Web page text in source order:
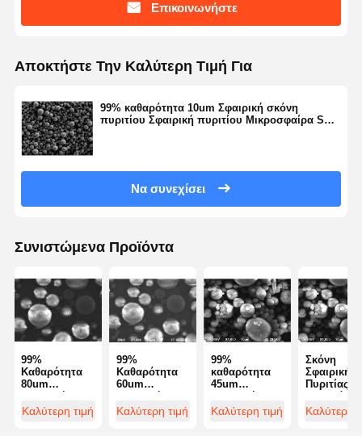
σφαιρική σκόνη αλουμινίου
Υδρόφιλο καπνισμένο πυρίτιο
Υδροφοβική καπνισμένη πυριτίνη
Επικοινωνήστε
Αποκτήστε Την Καλύτερη Τιμή Για
99% καθαρότητα 10um Σφαιρική σκόνη
πυριτίου Σφαιρική πυριτίου Μικροσφαίρα SS-
Να συνεχίσει
Συνιστώμενα Προϊόντα
99%
Καθαρότητα
80um
Σκόνη
Πυριτίου
Καλύτερη τιμή
99%
Καθαρότητα
60um
Σκόνη
Πυριτίου
Καλύτερη τιμή
99%
καθαρότητα
45um
πυρίτιο
Καλύτερη τιμή
Σκόνη
Σφαιρικής
Πυριτίας
30um,
Καλύτερη